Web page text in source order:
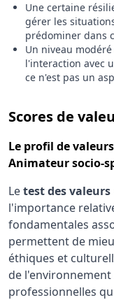
Une certaine
gérer les
prédominer dans
Un niveau
l'interaction avec
ce n'est pas un
Scores de
Le profil de
Animateur socio-
Letest des valeurs
l'importance
fondamentales
permettent de
éthiques et
de
professionnelles